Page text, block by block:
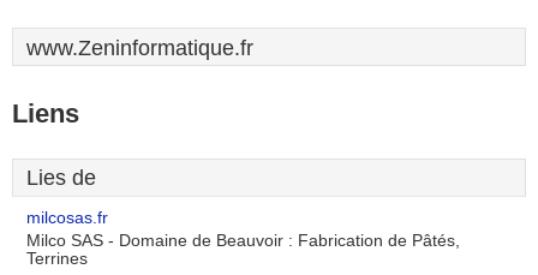
www.Zeninformatique.fr
Liens
Lies de
milcosas.fr
Milco SAS - Domaine de Beauvoir : Fabrication de Pâtés,
Terrines